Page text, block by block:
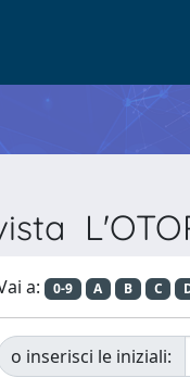
a: 0-9 A B C
o inserisci le iniziali: